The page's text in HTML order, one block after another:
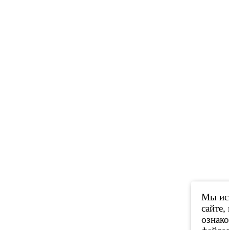
Мы